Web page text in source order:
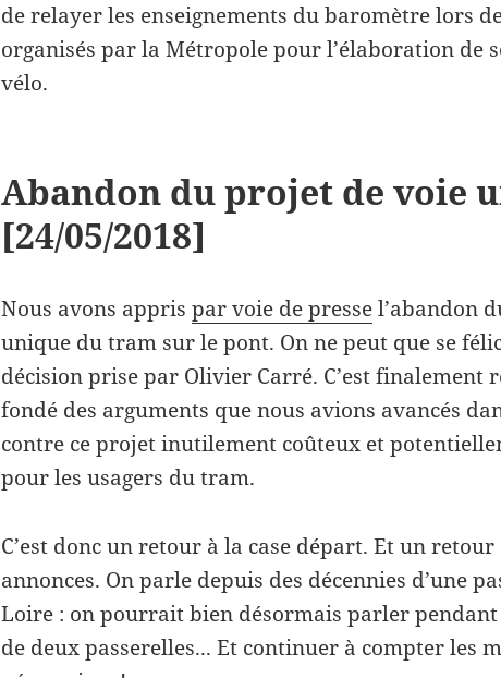
de relayer les enseignements du baromètre lors
organisés par la Métropole pour l’élaboration de
vélo.
Abandon du projet de voie
[24/05/2018]
Nous avons apprispar voie de pressel’abandon
unique du tram sur le pont. On ne peut que se
décision prise par Olivier Carré. C’est finalement
fondé des arguments que nous avions avancés
contre ce projet inutilement coûteux et
pour les usagers du tram.
C’est donc un retour à la case départ. Et un
annonces. On parle depuis des décennies d’une
Loire : on pourrait bien désormais parler pendant
de deux passerelles... Et continuer à compter les